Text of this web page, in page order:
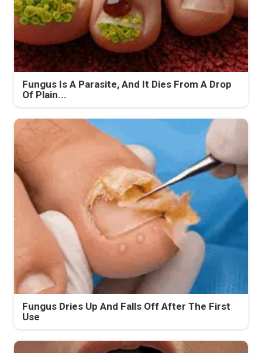
Fungus Is A Parasite, And It Dies From A Drop
Of Plain...
Fungus Dries Up And Falls Off After The First
Use